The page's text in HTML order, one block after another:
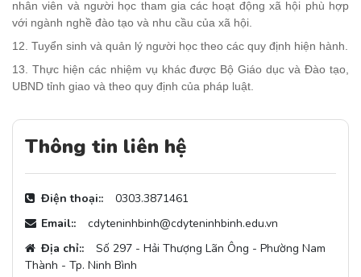
nhân viên và người học tham gia các hoạt động xã hội phù hợp
với ngành nghề đào tạo và nhu cầu của xã hội.
12. Tuyển sinh và quản lý người học theo các quy định hiện hành.
13. Thực hiện các nhiệm vụ khác được Bộ Giáo dục và Đào tạo,
UBND tỉnh giao và theo quy định của pháp luật.
Thông tin liên hệ
Điện thoại::
0303.3871461
Email::
cdyteninhbinh@cdyteninhbinh.edu.vn
Địa chỉ::
Số 297 - Hải Thượng Lãn Ông - Phường Nam
Thành - Tp. Ninh Bình